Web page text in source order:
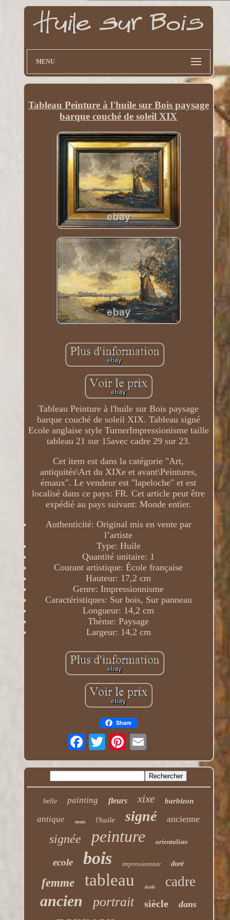
MENU
Tableau Peinture à l'huile sur Bois paysage
barque couché de soleil XIX
Tableau Peinture à l'huile sur Bois paysage
barque couché de soleil XIX. Tableau signé
Ecole anglaise style TurnerImpressionisme taille
tableau 21 sur 15avec cadre 29 sur 23.
Cet item est dans la catégorie "Art,
antiquités\Art du XIXe et avant\Peintures,
émaux". Le vendeur est "lapeloche" et est
localisé dans ce pays: FR. Cet article peut être
expédié au pays suivant: Monde entier.
Authenticité: Original mis en vente par
l’artiste
Type: Huile
Quantité unitaire: 1
Courant artistique: École française
Hauteur: 17,2 cm
Genre: Impressionnisme
Caractéristiques: Sur bois, Sur panneau
Longueur: 14,2 cm
Thème: Paysage
Largeur: 14,2 cm
Share
belle painting fleurs xixe barbizon
antique sous l'huile signé ancienne
signée peinture orientaliste
ecole bois impressionniste doré
femme tableau école cadre
ancien portrait siècle dans